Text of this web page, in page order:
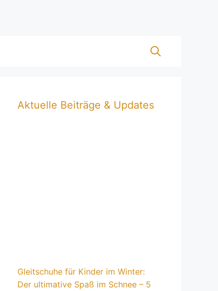
Aktuelle Beiträge & Updates
Gleitschuhe für Kinder im Winter:
Der ultimative Spaß im Schnee – 5